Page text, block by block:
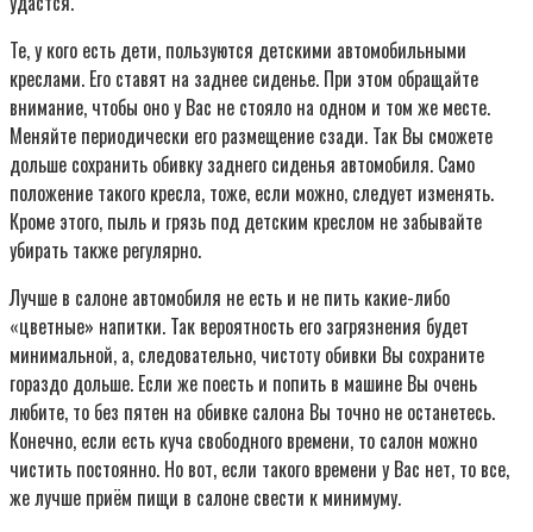
Те, у кого есть дети, пользуются детскими автомобильными
креслами. Его ставят на заднее сиденье. При этом обращайте
внимание, чтобы оно у Вас не стояло на одном и том же месте.
Меняйте периодически его размещение сзади. Так Вы сможете
дольше сохранить обивку заднего сиденья автомобиля. Само
положение такого кресла, тоже, если можно, следует изменять.
Кроме этого, пыль и грязь под детским креслом не забывайте
убирать также регулярно.
Лучше в салоне автомобиля не есть и не пить какие-либо
«цветные» напитки. Так вероятность его загрязнения будет
минимальной, а, следовательно, чистоту обивки Вы сохраните
гораздо дольше. Если же поесть и попить в машине Вы очень
любите, то без пятен на обивке салона Вы точно не останетесь.
Конечно, если есть куча свободного времени, то салон можно
чистить постоянно. Но вот, если такого времени у Вас нет, то все,
же лучше приём пищи в салоне свести к минимуму.